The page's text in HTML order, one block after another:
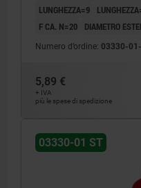
1) Utensile di
2) Alcune misure
LUNGHEZZA=9
F CA. N=20
DIAMETRO
Numero d’ordine: 03330-
5,89 €
+ IVA
più le spese di spedizione
03330-01 ST